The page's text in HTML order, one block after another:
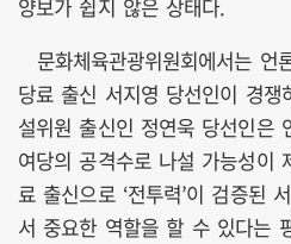
양보가 쉽지 않은 상태다.
문화체육관광위원회에서는 언
당료 출신 서지영 당선인이 경
설위원 출신인 정연욱 당선인은
여당의 공격수로 나설 가능성이
료 출신으로 ‘전투력’이 검증된
서 중요한 역할을 할 수 있다는